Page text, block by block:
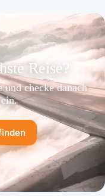
Reise?
checke danach